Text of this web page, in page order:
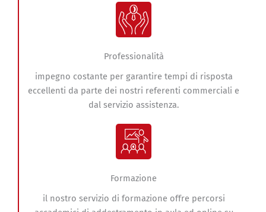
Professionalità
impegno costante per garantire tempi di risposta
eccellenti da parte dei nostri referenti commerciali e
dal servizio assistenza.
Formazione
il nostro servizio di formazione offre percorsi